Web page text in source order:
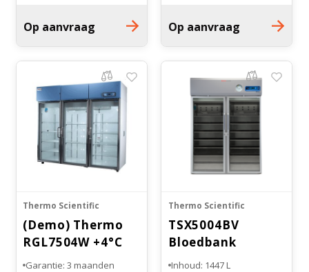
Binnenmaten in mm
DxBxH: 727 x 610 x 1473
Glazen deur
Aantal draagroosters: 7
Op aanvraag
508 x 508 x 1331
Glazen deur
Aantal draagroosters: 6
Op aanvraag
Thermo Scientific
(Demo) Thermo
RGL7504W +4°C
TRIPLE DOOR LAB
Garantie: 3 maanden
Thermo Scientific
TSX5004BV
Bloedbank
Koelkast
Inhoud: 1447 L